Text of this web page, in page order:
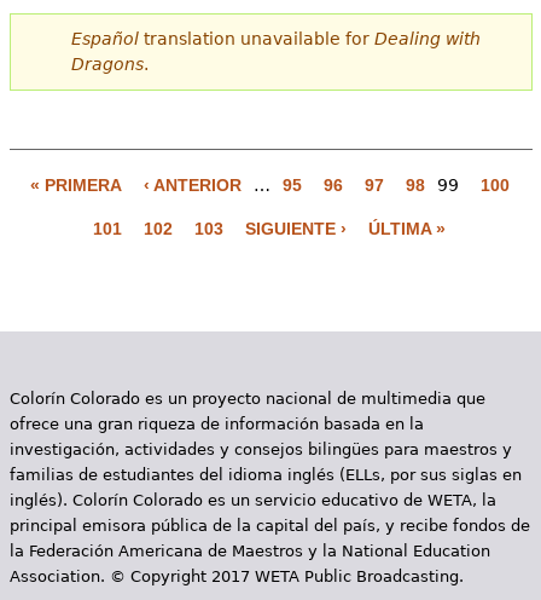
Españoltranslation unavailable for Dealing with
Dragons.
i
a
s
« PRIMERA ‹ ANTERIOR … 95 96 97 98 99 100
101 102 103 SIGUIENTE › ÚLTIMA »
Colorín Colorado es un proyecto nacional de multimedia que
ofrece una gran riqueza de información basada en la
investigación, actividades y consejos bilingües para maestros y
familias de estudiantes del idioma inglés (ELLs, por sus siglas en
inglés). Colorín Colorado es un servicio educativo de WETA, la
principal emisora pública de la capital del país, y recibe fondos de
la Federación Americana de Maestros y la National Education
Association. © Copyright 2017 WETA Public Broadcasting.